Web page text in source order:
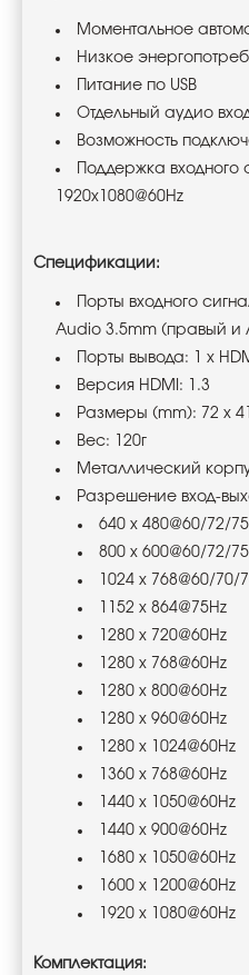
Моментальное
Низкое
Питание по USB
Отдельный аудио
Возможность
Поддержка входного
1920x1080@60Hz
Спецификации:
Порты входного
Audio 3.5mm (правый и
Порты вывода: 1 x
Версия HDMI: 1.3
Размеры (mm): 72 x
Вес: 120г
Металлический
Разрешение вход-
640 x 480@60/72/
800 x 600@60/72/
1024 x 768@60/70/
1152 x 864@75Hz
1280 x 720@60Hz
1280 x 768@60Hz
1280 x 800@60Hz
1280 x 960@60Hz
1280 x 1024@60Hz
1360 x 768@60Hz
1440 x 1050@60Hz
1440 x 900@60Hz
1680 x 1050@60Hz
1600 x 1200@60Hz
1920 x 1080@60Hz
Комплектация: